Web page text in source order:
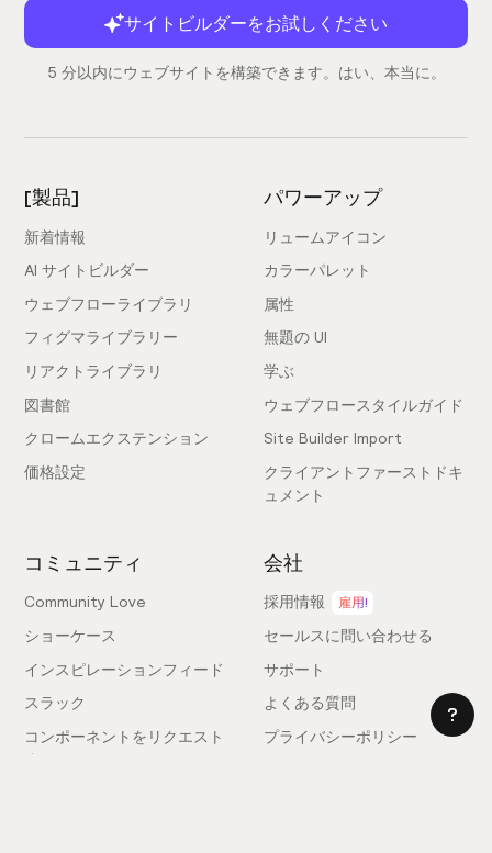
サイトビルダーをお試しください
5 分以内にウェブサイトを構築できます。はい、本当に。
[製品]
新着情報
AI サイトビルダー
ウェブフローライブラリ
フィグマライブラリー
リアクトライブラリ
図書館
クロームエクステンション
価格設定
パワーアップ
リュームアイコン
カラーパレット
属性
無題の UI
学ぶ
ウェブフロースタイルガイド
Site Builder Import
クライアントファーストドキ
ュメント
コミュニティ
Community Love
ショーケース
インスピレーションフィード
スラック
コンポーネントをリクエスト
する
会社
採用情報 雇用!
セールスに問い合わせる
サポート
よくある質問
プライバシーポリシー